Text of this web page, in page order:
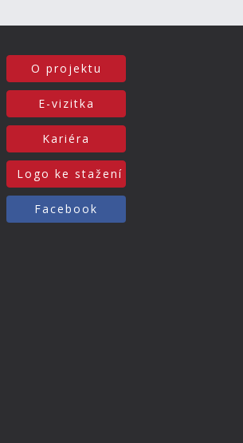
O projektu
E-vizitka
Kariéra
Logo ke stažení
Facebook